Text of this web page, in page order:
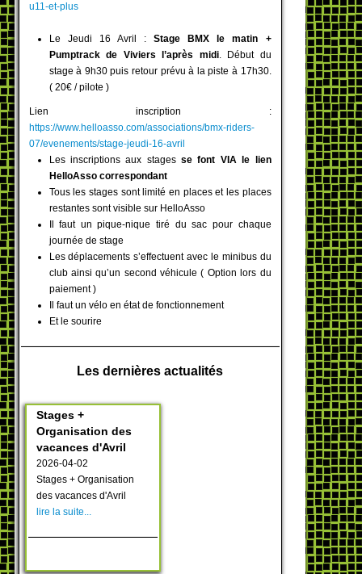
u11-et-plus
Le Jeudi 16 Avril :Stage BMX le matin +
Pumptrack de Viviers l’après midi. Début du
stage à 9h30 puis retour prévu à la piste à 17h30.
( 20€ / pilote )
Lien inscription :
https://www.helloasso.com/associations/bmx-riders-
07/evenements/stage-jeudi-16-avril
Les inscriptions aux stagesse font VIA le lien
HelloAsso correspondant
Tous les stages sont limité en places et les places
restantes sont visible sur HelloAsso
Il faut un pique-nique tiré du sac pour chaque
journée de stage
Les déplacements s’effectuent avec le minibus du
club ainsi qu’un second véhicule ( Option lors du
paiement )
Il faut un vélo en état de fonctionnement
Et le sourire
Les dernières actualités
Stages +
Organisation des
vacances d'Avril
2026-04-02
Stages + Organisation
des vacances d'Avril
lire la suite...